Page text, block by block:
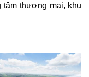
tâm thương mại, khu